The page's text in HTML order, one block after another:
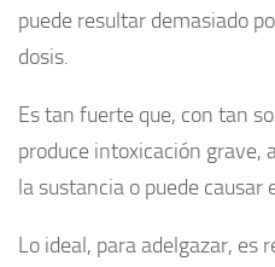
puede resultar demasiado
dosis.
Es tan fuerte que, con tan
produce intoxicación grave,
la sustancia o puede causar
Lo ideal, para adelgazar, es